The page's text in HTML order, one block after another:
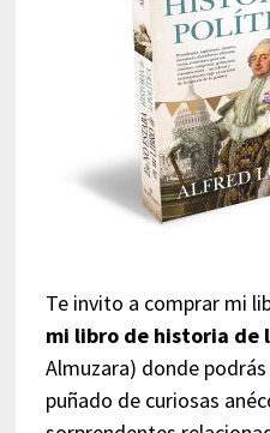
Te invito a comprar mi
mi libro de historia de
Almuzara) donde
puñado de curiosas